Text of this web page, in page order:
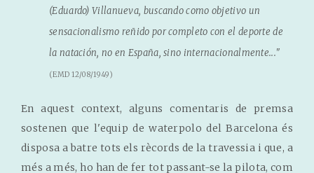
(Eduardo) Villanueva, buscando como objetivo un
sensacionalismo reñido por completo con el deporte de
la natación, no en España, sino internacionalmente..."
(EMD 12/08/1949)
En aquest context, alguns comentaris de premsa
sostenen que l'equip de waterpolo del Barcelona és
disposa a batre tots els rècords de la travessia i que, a
més a més, ho han de fer tot passant-se la pilota, com